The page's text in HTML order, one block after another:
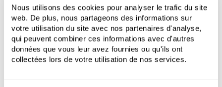
Nous utilisons des cookies pour analyser le trafic du site
web. De plus, nous partageons des informations sur
votre utilisation du site avec nos partenaires d'analyse,
qui peuvent combiner ces informations avec d'autres
données que vous leur avez fournies ou qu'ils ont
collectées lors de votre utilisation de nos services.
fait un choix populaire aussi bien parmi les jardiniers
débutants que parmi les jardiniers plus expérimentés.
Aglaonema 'Maria'
Touffe